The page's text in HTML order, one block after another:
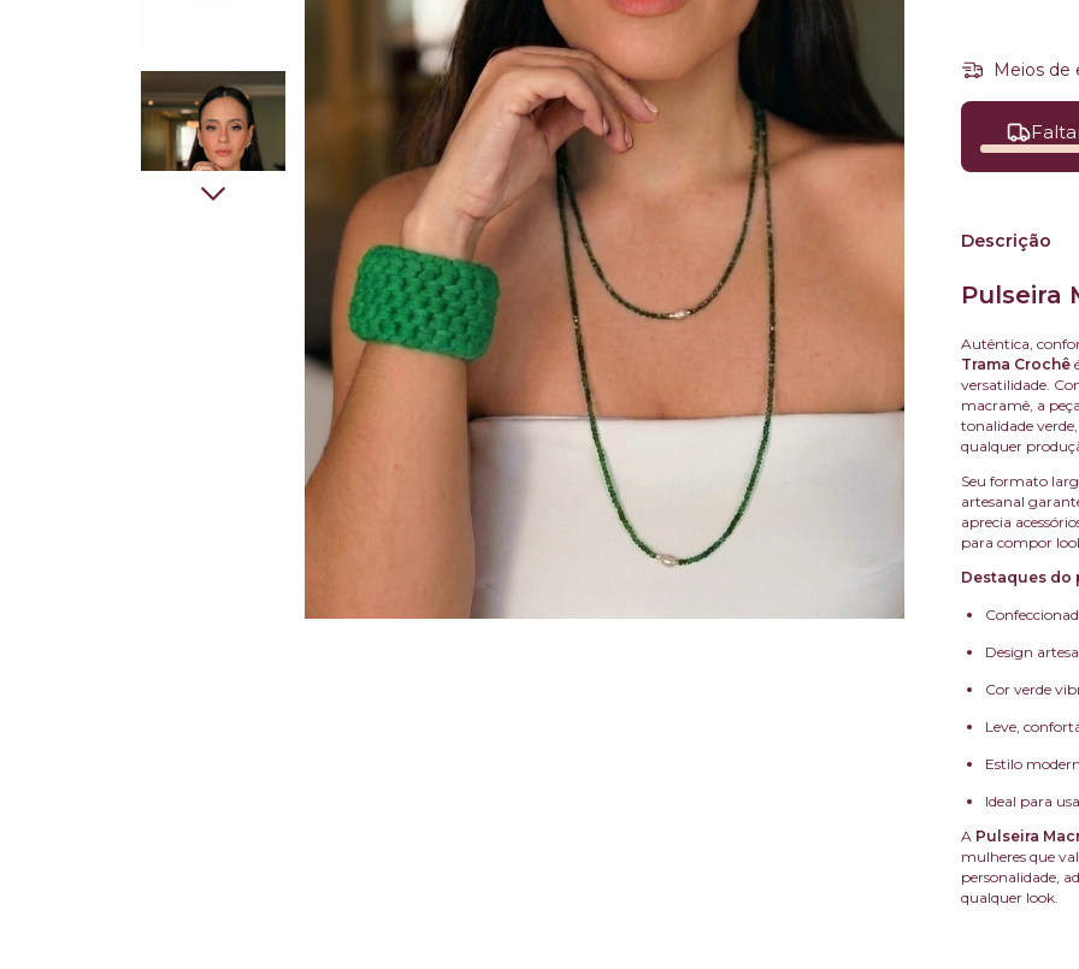
Meios de
Descrição
Pulseira
Autêntica,
Trama Crochê
versatilidade.
macramê, a
tonalidade
qualquer
Seu formato
artesanal
aprecia
para compor
Destaques do
Design
Cor verde
Leve,
Estilo
Ideal para
A Pulseira
mulheres que
personalidade,
qualquer look.